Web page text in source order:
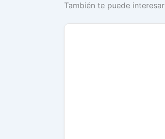
También te puede interesar